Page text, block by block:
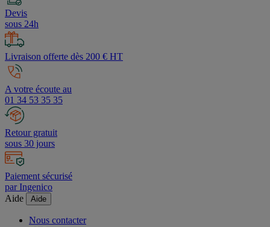
Devis
sous 24h
Livraison offerte dès 200 € HT
A votre écoute au
01 34 53 35 35
Retour gratuit
sous 30 jours
Paiement sécurisé
par Ingenico
Aide
Aide
Nous contacter